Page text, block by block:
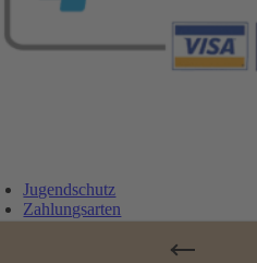
Jugendschutz
Zahlungsarten